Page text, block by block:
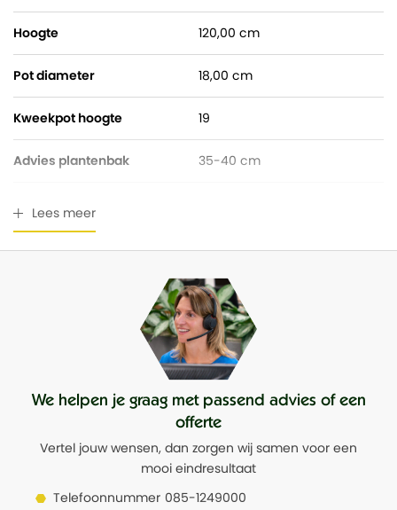
Hoogte 120,00 cm
Pot diameter 18,00 cm
Kweekpot hoogte 19
Advies plantenbak 35-40 cm
Breedte 40
Lees meer
We helpen je graag met passend advies of een
offerte
Vertel jouw wensen, dan zorgen wij samen voor een
mooi eindresultaat
Telefoonnummer 085-1249000